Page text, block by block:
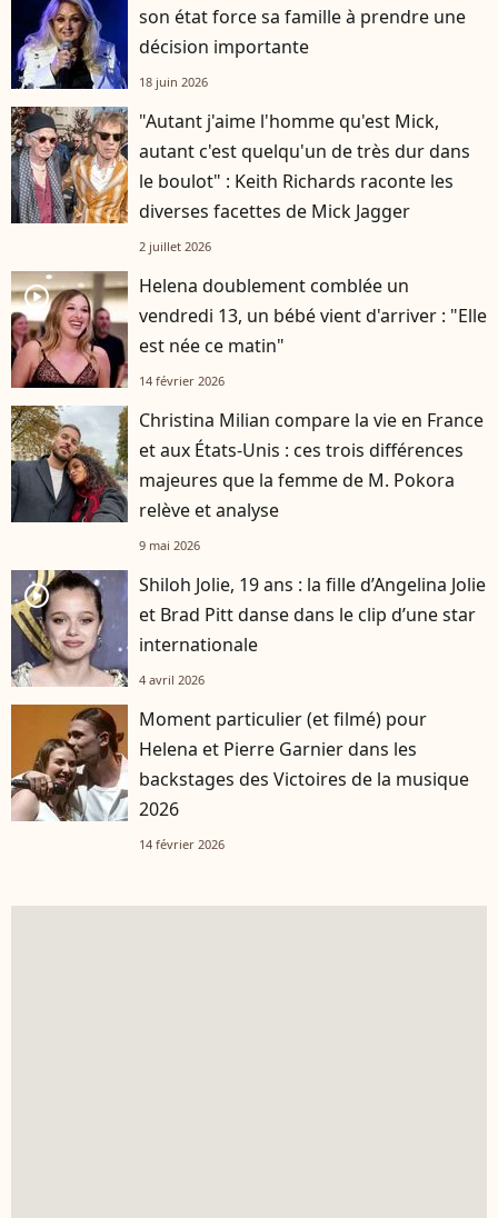
son état force sa famille à prendre une
décision importante
18 juin 2026
"Autant j'aime l'homme qu'est Mick,
autant c'est quelqu'un de très dur dans
le boulot" : Keith Richards raconte les
diverses facettes de Mick Jagger
2 juillet 2026
player2
Helena doublement comblée un
vendredi 13, un bébé vient d'arriver : "Elle
est née ce matin"
14 février 2026
Christina Milian compare la vie en France
et aux États-Unis : ces trois différences
majeures que la femme de M. Pokora
relève et analyse
9 mai 2026
player2
Shiloh Jolie, 19 ans : la fille d’Angelina Jolie
et Brad Pitt danse dans le clip d’une star
internationale
4 avril 2026
Moment particulier (et filmé) pour
Helena et Pierre Garnier dans les
backstages des Victoires de la musique
2026
14 février 2026